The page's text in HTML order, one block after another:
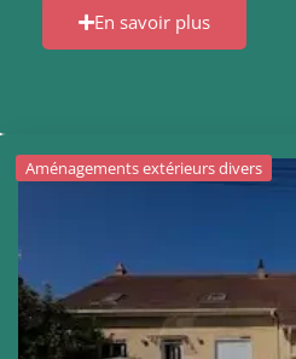
En savoir plus
Aménagements extérieurs divers